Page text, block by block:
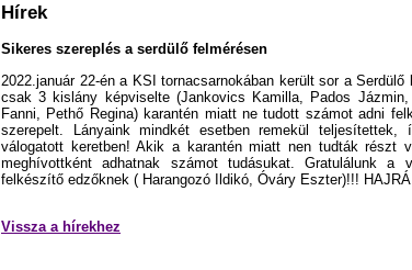
Hírek
Sikeres szereplés a serdülő felmérésen
2022.január 22-én a KSI tornacsarnokában került sor a
csak 3 kislány képviselte (Jankovics Kamilla, Pados
Fanni, Pethő Regina) karantén miatt ne tudott számot adni
szerepelt. Lányaink mindkét esetben remekül
válogatott keretben! Akik a karantén miatt nen tudták részt
meghívottként adhatnak számot tudásukat. Gratulálunk
felkészítő edzőknek ( Harangozó Ildikó, Óváry Eszter)!!!
Vissza a hírekhez